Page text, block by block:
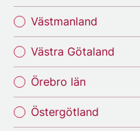
Västmanland
Västra Götaland
Örebro län
Östergötland